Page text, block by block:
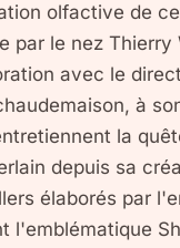
olfactive de
par le nez Thierry
avec le
à
la
depuis sa
élaborés par
l'emblématique